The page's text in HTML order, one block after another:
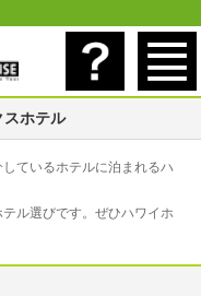
スホテル
ているホテルに泊まれるハ
ル選びです。ぜひハワイホ